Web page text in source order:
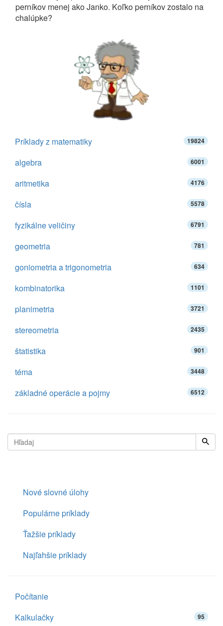
perníkov menej ako Janko. Koľko perníkov zostalo na
chalúpke?
Príklady z matematiky 19824
algebra 6001
aritmetika 4176
čísla 5578
fyzikálne veličiny 6791
geometria 781
goniometria a trigonometria 634
kombinatorika 1101
planimetria 3721
stereometria 2435
štatistika 901
téma 3448
základné operácie a pojmy 6512
Nové slovné úlohy
Populárne príklady
Ťažšie príklady
Najľahšie príklady
Počítanie
Kalkulačky
95